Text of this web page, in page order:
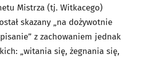
Mistrza (tj. Witkacego)
skazany „na dożywotnie
z zachowaniem jednak
„witania się, żegnania się,